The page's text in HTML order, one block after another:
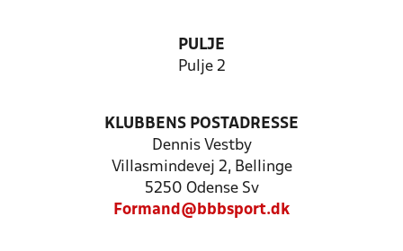
PULJE
Pulje 2
KLUBBENS POSTADRESSE
Dennis Vestby
Villasmindevej 2, Bellinge
5250 Odense Sv
Formand@bbbsport.dk